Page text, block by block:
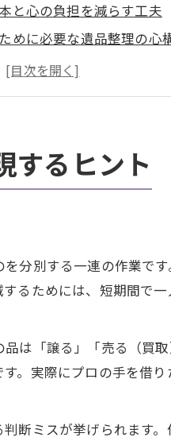
と心の負担を減らす工夫
めに必要な遺品整理の心
て遺品整理を進めるポイン
までに行えばよいのか
えるコツと大府市流の工夫
で終えるための準備と心構
めの遺品整理スケジュー
品整理の工夫と注意点
切な思い出を残す方法とは
を組み合わせた遺品整理
しないための準備ポイン
するヒント
分別する一連の作業で
るためには、短期間で
は「譲る」「売る（買
。実際にプロの手を借
断ミスが挙げられます